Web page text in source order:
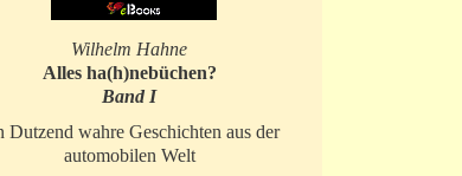
Wilhelm Hahne
Alles ha(h)nebüchen?
Band I
Dutzend wahre Geschichten aus der
automobilen Welt